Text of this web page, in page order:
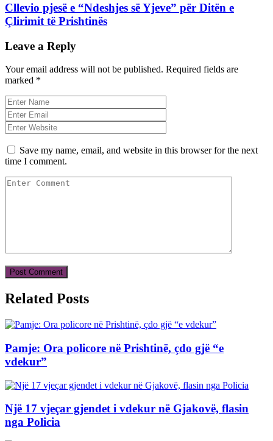
Cllevio pjesë e “Ndeshjes së Yjeve” për Ditën e
Çlirimit të Prishtinës
Leave a Reply
Your email address will not be published. Required fields are
marked *
Save my name, email, and website in this browser for the next
time I comment.
Related Posts
Pamje: Ora policore në Prishtinë, çdo gjë “e
vdekur”
Një 17 vjeçar gjendet i vdekur në Gjakovë, flasin
nga Policia